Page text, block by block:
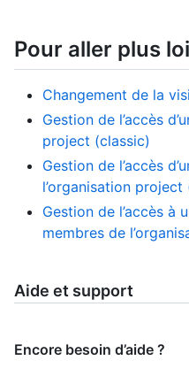
Pour aller plus
Changement de la
Gestion de l’accès
project (classic)
Gestion de l’accès
l’organisation project
Gestion de l’accès à
membres de
Aide et support
Encore besoin d’aide ?